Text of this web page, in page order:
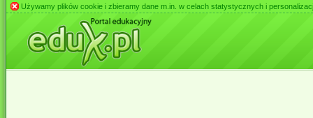
Używamy plików cookie i zbieramy dane m.in. w celach statystycznych i